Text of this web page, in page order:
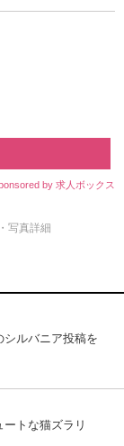
by 求人ボックス
写真詳細
シルバニア投稿を
トな猫ズラリ